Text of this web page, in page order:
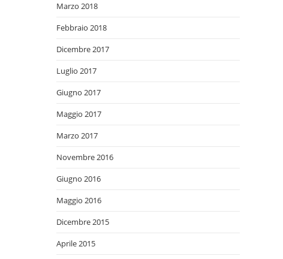
Marzo 2018
Febbraio 2018
Dicembre 2017
Luglio 2017
Giugno 2017
Maggio 2017
Marzo 2017
Novembre 2016
Giugno 2016
Maggio 2016
Dicembre 2015
Aprile 2015